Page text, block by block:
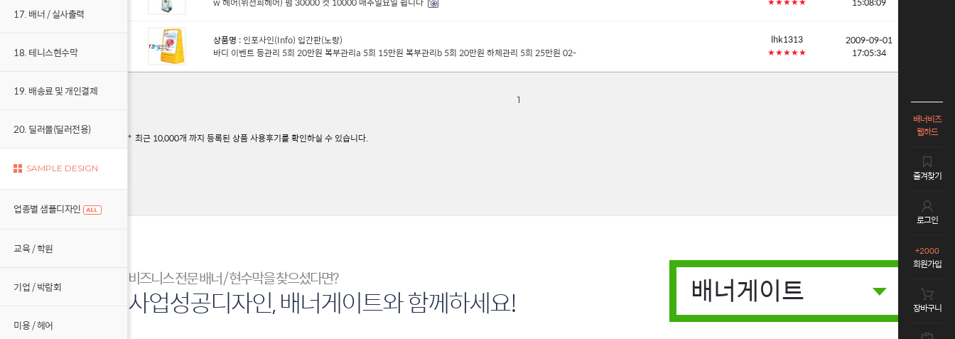
배너비즈
웹하드
즐겨찾기
로그인
+2000
회원가입
장바구니
17. 배너 / 실사출력
18. 테니스현수막
19. 배송료 및 개인결제
20. 딜러몰(딜러전용)
SAMPLE DESIGN
업종별 샘플디자인
교육 / 학원
기업 / 박람회
미용 / 헤어
★★★★★
상품명 : 인포사인(Info) 입간판(노랑)
바디 이벤트 등관리 5회 20만원 복부관리a 5회 15만원 복부관리b 5회 20만원 하체관리 5회 25만원 02-
lhk1313
★★★★★
2009-09-01
17:05:34
1
최근 10,000개 까지 등록된 상품 사용후기를 확인하실 수 있습니다.
비즈니스 전문 배너 / 현수막을 찾으셨다면?
사업성공디자인, 배너게이트와 함께하세요! 배너게이트